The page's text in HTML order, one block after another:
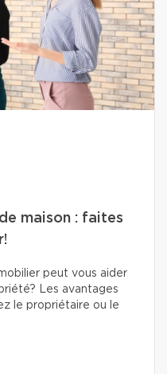
maison : faites
peut vous aider
Les avantages
le propriétaire ou le